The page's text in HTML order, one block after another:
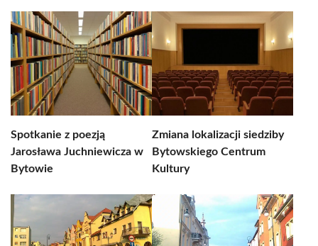
Spotkanie z poezją
Jarosława Juchniewicza w
Bytowie
Zmiana lokalizacji siedziby
Bytowskiego Centrum
Kultury